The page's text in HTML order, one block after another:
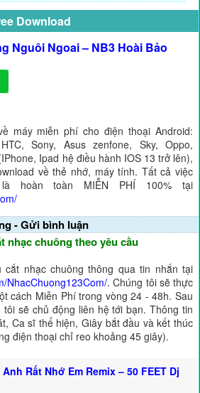
Download
Nguôi Ngoai – NB3 Hoài Bảo
máy miễn phí cho điện thoại Android:
Sony, Asus zenfone, Sky, Oppo,
Ipad hệ điều hành IOS 13 trở lên),
về thẻ nhớ, máy tính. Tất cả việc
hoàn toàn MIỄN PHÍ 100% tại
- Gửi bình luận
nhạc chuông theo yêu cầu
nhạc chuông thông qua tin nhắn tại
NhacChuong123Com/. Chúng tôi sẽ thực
cách Miễn Phí trong vòng 24 - 48h. Sau
sẽ chủ động liên hệ tới bạn. Thông tin
Ca sĩ thể hiện, Giây bắt đầu và kết thúc
điện thoại chỉ reo khoảng 45 giây).
Rất Nhớ Em Remix – 50 FEET Dj